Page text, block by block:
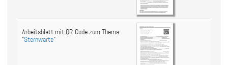
Arbeitsblatt mit QR-Code zum Thema
"Sternwarte"